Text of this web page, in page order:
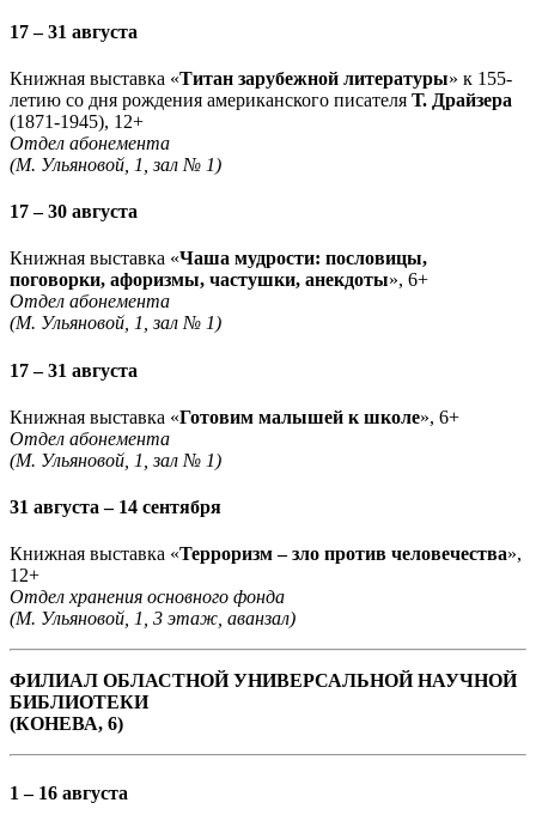
17 – 31 августа
Книжная выставка «Титан зарубежной литературы» к 155-
летию со дня рождения американского писателя Т. Драйзера
(1871-1945), 12+
Отдел абонемента
(М. Ульяновой, 1, зал № 1)
17 – 30 августа
Книжная выставка «Чаша мудрости: пословицы,
поговорки, афоризмы, частушки, анекдоты», 6+
Отдел абонемента
(М. Ульяновой, 1, зал № 1)
17 – 31 августа
Книжная выставка «Готовим малышей к школе», 6+
Отдел абонемента
(М. Ульяновой, 1, зал № 1)
31 августа – 14 сентября
Книжная выставка «Терроризм – зло против человечества»,
12+
Отдел хранения основного фонда
(М. Ульяновой, 1, 3 этаж, аванзал)
ФИЛИАЛ ОБЛАСТНОЙ УНИВЕРСАЛЬНОЙ НАУЧНОЙ
БИБЛИОТЕКИ
(КОНЕВА, 6)
1 – 16 августа